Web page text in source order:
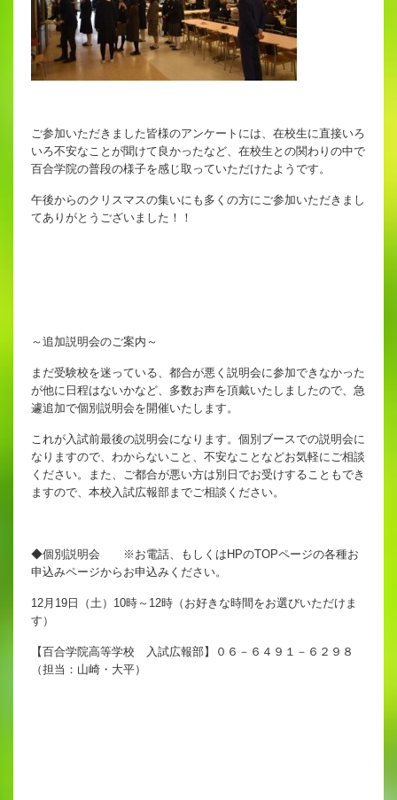
ご参加いただきました皆様のアンケートには、在校生に直接いろ
いろ不安なことが聞けて良かったなど、在校生との関わりの中で
百合学院の普段の様子を感じ取っていただけたようです。
午後からのクリスマスの集いにも多くの方にご参加いただきまし
てありがとうございました！！
～追加説明会のご案内～
まだ受験校を迷っている、都合が悪く説明会に参加できなかった
が他に日程はないかなど、多数お声を頂戴いたしましたので、急
遽追加で個別説明会を開催いたします。
これが入試前最後の説明会になります。個別ブースでの説明会に
なりますので、わからないこと、不安なことなどお気軽にご相談
ください。また、ご都合が悪い方は別日でお受けすることもでき
ますので、本校入試広報部までご相談ください。
◆個別説明会 ※お電話、もしくはHPのTOPページの各種お
申込みページからお申込みください。
12月19日（土）10時～12時（お好きな時間をお選びいただけま
す）
【百合学院高等学校 入試広報部】０６－６４９１－６２９８
（担当：山崎・大平）